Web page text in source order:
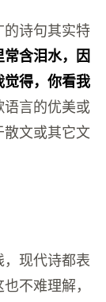
的诗句其实特
常含泪水，因
觉得，你看我
语言的优美或
散文或其它文
现代诗都表
不难理解，